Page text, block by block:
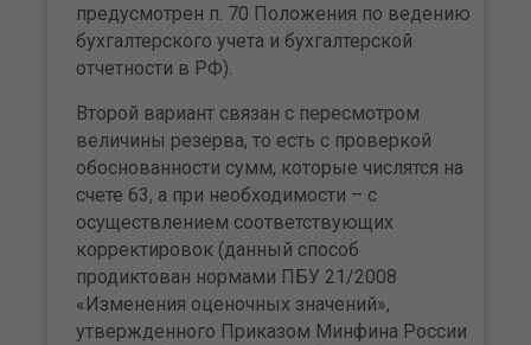
предусмотрен п. 70 Положения по ведению
бухгалтерского учета и бухгалтерской
отчетности в РФ).
Второй вариант связан с пересмотром
величины резерва, то есть с проверкой
обоснованности сумм, которые числятся на
счете 63, а при необходимости – с
осуществлением соответствующих
корректировок (данный способ
продиктован нормами ПБУ 21/2008
«Изменения оценочных значений»,
утвержденного Приказом Минфина России